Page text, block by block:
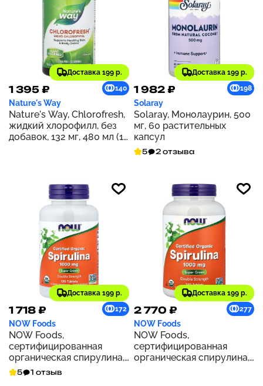
Доставка 199 р.
1 395 ₽ 140
Nature's Way
Nature's Way, Chlorofresh,
жидкий хлорофилл, без
добавок, 132 мг, 480 мл (16
Доставка 199 р.
1 982 ₽ 198
Solaray
Solaray, Монолаурин, 500
мг, 60 растительных
капсул
5 2 отзыва
Доставка 199 р.
1 718 ₽ 172
NOW Foods
NOW Foods,
сертифицированная
органическая спирулина,
двойная сила действия,
1000 мг, 120 таблеток
5 1 отзыв
Доставка 199 р.
2 770 ₽ 277
NOW Foods
NOW Foods,
сертифицированная
органическая спирулина,